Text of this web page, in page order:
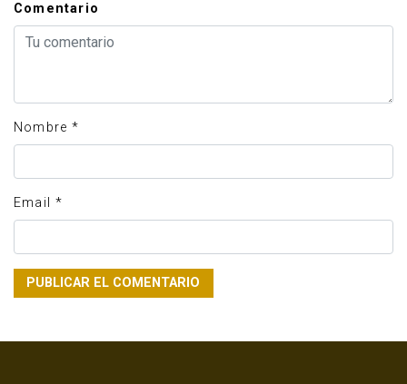
Comentario
Nombre *
Email *